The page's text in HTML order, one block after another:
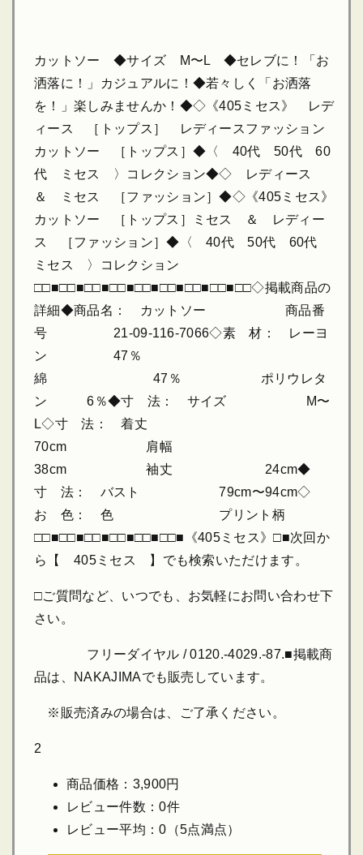
カットソー ◆サイズ M〜L ◆セレブに！「お
洒落に！」カジュアルに！◆若々しく「お洒落
を！」楽しみませんか！◆◇《405ミセス》 レデ
ィース ［トップス］ レディースファッション
カットソー ［トップス］◆〈 40代 50代 60
代 ミセス 〉コレクション◆◇ レディース
＆ ミセス ［ファッション］◆◇《405ミセス》
カットソー ［トップス］ミセス ＆ レディー
ス ［ファッション］◆〈 40代 50代 60代
ミセス 〉コレクション
□□■□□■□□■□□■□□■□□■□□■□□■□□◇掲載商品の
詳細◆商品名： カットソー 商品番
号 21-09-116-7066◇素 材： レーヨ
ン 47％
綿 47％ ポリウレタ
ン 6％◆寸 法： サイズ M〜
L◇寸 法： 着丈
70cm 肩幅
38cm 袖丈 24cm◆
寸 法： バスト 79cm〜94cm◇
お 色： 色 プリント柄
□□■□□■□□■□□■□□■□□■《405ミセス》□■次回か
ら【 405ミセス 】でも検索いただけます。
□ご質問など、いつでも、お気軽にお問い合わせ下
さい。
フリーダイヤル / 0120.-4029.-87.■掲載商
品は、NAKAJIMAでも販売しています。
※販売済みの場合は、ご了承ください。
2
商品価格：3,900円
レビュー件数：0件
レビュー平均：0（5点満点）